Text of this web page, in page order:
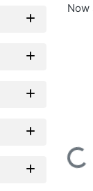
Now
Loading...